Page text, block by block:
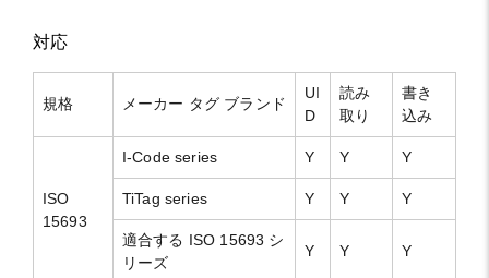
対応
規格 メーカー タグ ブランド
UI
D
読み
取り
書き
込み
ISO
15693
I-Code series Y Y Y
TiTag series Y Y Y
適合する ISO 15693 シ
リーズ
Y Y Y